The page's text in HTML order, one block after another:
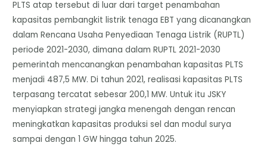
PLTS atap tersebut di luar dari target penambahan
kapasitas pembangkit listrik tenaga EBT yang dicanangkan
dalam Rencana Usaha Penyediaan Tenaga Listrik (RUPTL)
periode 2021-2030, dimana dalam RUPTL 2021-2030
pemerintah mencanangkan penambahan kapasitas PLTS
menjadi 487,5 MW. Di tahun 2021, realisasi kapasitas PLTS
terpasang tercatat sebesar 200,1 MW. Untuk itu JSKY
menyiapkan strategi jangka menengah dengan rencan
meningkatkan kapasitas produksi sel dan modul surya
sampai dengan 1 GW hingga tahun 2025.